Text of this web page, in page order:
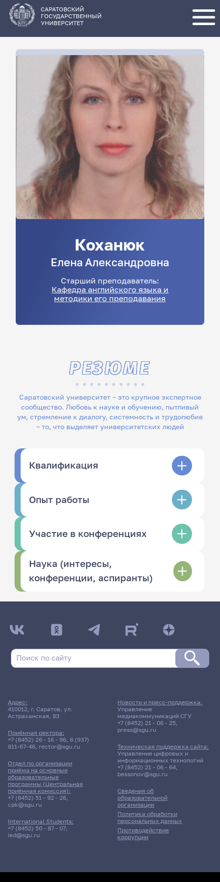
основному
содержанию
САРАТОВСКИЙ
ГОСУДАРСТВЕННЫЙ
УНИВЕРСИТЕТ
Коханюк
Елена Александровна
Старший преподаватель:
Кафедра английского языка и
методики его преподавания
Саратовский университет – это крупное экспертное
сообщество. Любовь к науке и обучению, пытливый
ум, стремление к диалогу, системность и трудолюбие
– то, что выделяет университетских людей
РЕЗЮМЕ
Квалификация
Опыт работы
Участие в конференциях
Наука (интересы,
конференции, аспиранты)
Адрес:
410012, г. Саратов, ул.
Астраханская, 83
Приёмная ректора:
+7 (8452) 26 - 16 - 96, 8 (937)
811-67-46, rector@sgu.ru
Отдел по организации
приёма на основные
образовательные
программы (Центральная
приёмная комиссия):
+7 (8452) 51 - 92 - 26,
cpk@sgu.ru
International Students:
+7 (8452) 50 - 87 - 07,
ied@sgu.ru
Сведения об
образовательной
организации
Политика обработки
персональных данных
Противодействие
коррупции
Новости и пресс-поддержка:
Управление
медиакоммуникаций СГУ
+7 (8452) 21 - 06 - 25,
press@sgu.ru
Техническая поддержка сайта:
Управление цифровых и
информационных технологий
+7 (8452) 21 - 06 - 64,
bessonov@sgu.ru